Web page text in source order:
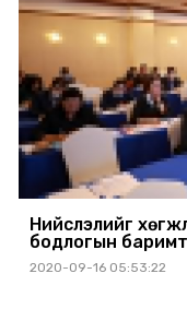
Нийслэлийг
бодлогын
2020-09-16 05:53:22